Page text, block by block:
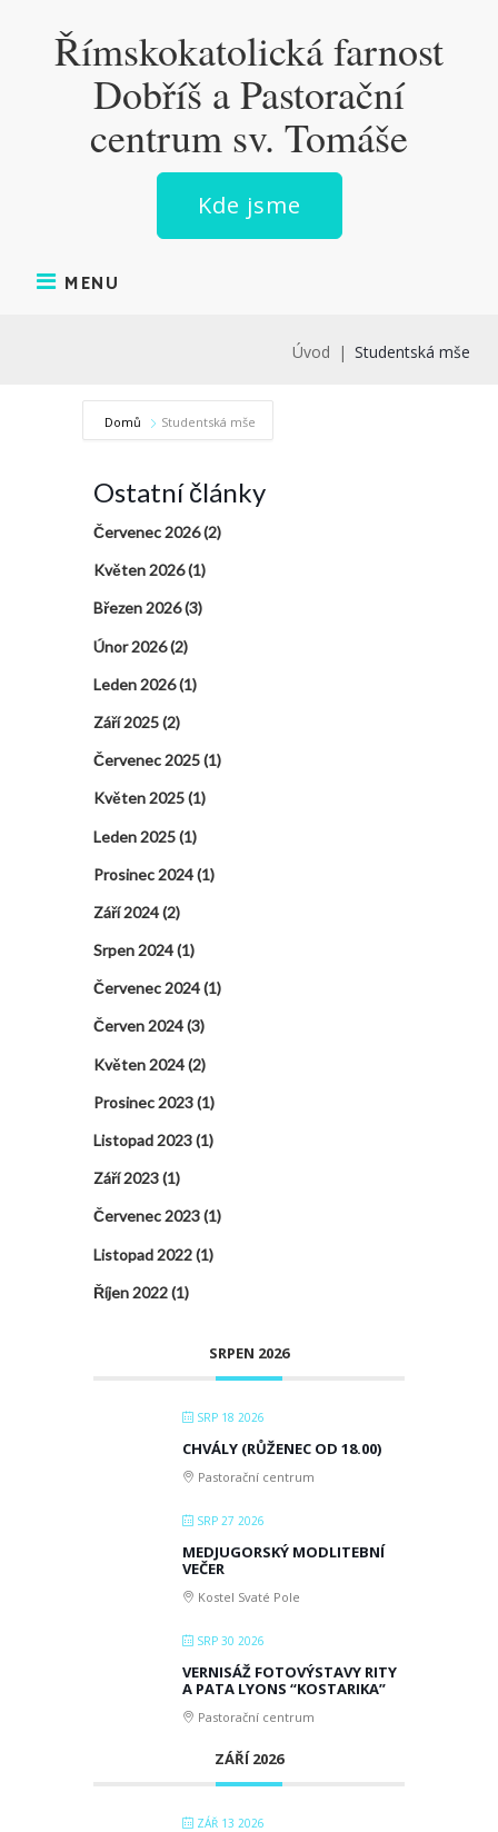
Římskokatolická farnost
Dobříš a Pastorační
centrum sv. Tomáše
Kde jsme
MENU
Úvod | Studentská mše
Domů Studentská mše
Ostatní články
Červenec 2026(2)
Květen 2026(1)
Březen 2026(3)
Únor 2026(2)
Leden 2026(1)
Září 2025(2)
Červenec 2025(1)
Květen 2025(1)
Leden 2025(1)
Prosinec 2024(1)
Září 2024(2)
Srpen 2024(1)
Červenec 2024(1)
Červen 2024(3)
Květen 2024(2)
Prosinec 2023(1)
Listopad 2023(1)
Září 2023(1)
Červenec 2023(1)
Listopad 2022(1)
Říjen 2022(1)
SRPEN 2026
SRP 18 2026
CHVÁLY (RŮŽENEC OD 18.00)
Pastorační centrum
SRP 27 2026
MEDJUGORSKÝ MODLITEBNÍ
VEČER
Kostel Svaté Pole
SRP 30 2026
VERNISÁŽ FOTOVÝSTAVY RITY
A PATA LYONS “KOSTARIKA”
Pastorační centrum
ZÁŘÍ 2026
ZÁŘ 13 2026